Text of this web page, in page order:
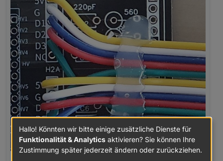
Hallo! Könnten wir bitte einige zusätzliche Dienste für
Funktionalität & Analytics aktivieren? Sie können Ihre
Zustimmung später jederzeit ändern oder zurückziehen.